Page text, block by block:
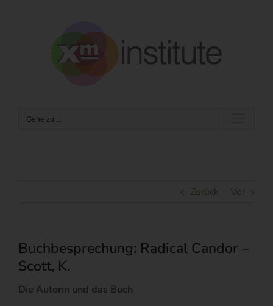
Gehe zu ...
Zurück Vor
Buchbesprechung: Radical Candor –
Scott, K.
Die Autorin und das Buch